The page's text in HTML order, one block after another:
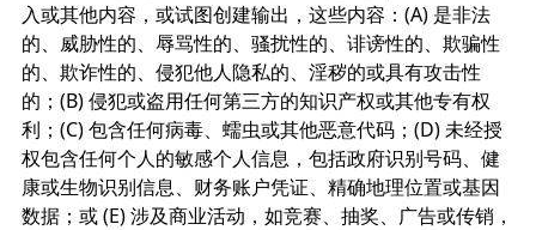
入或其他内容，或试图创建输出，这些内容：(A) 是非法
的、威胁性的、辱骂性的、骚扰性的、诽谤性的、欺骗性
的、欺诈性的、侵犯他人隐私的、淫秽的或具有攻击性
的；(B) 侵犯或盗用任何第三方的知识产权或其他专有权
利；(C) 包含任何病毒、蠕虫或其他恶意代码；(D) 未经授
权包含任何个人的敏感个人信息，包括政府识别号码、健
康或生物识别信息、财务账户凭证、精确地理位置或基因
数据；或 (E) 涉及商业活动，如竞赛、抽奖、广告或传销，